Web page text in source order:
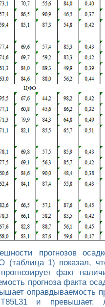
прогнозов
(таблица 1) показал,
факт
прогноза факта
оправдываемость
и превышает,